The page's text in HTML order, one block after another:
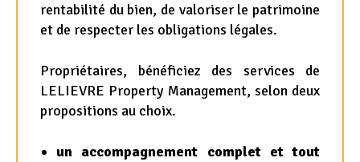
rentabilité du bien, de valoriser le patrimoine
et de respecter les obligations légales.
Propriétaires, bénéficiez des services de
LELIEVRE Property Management, selon deux
propositions au choix.
un accompagnement complet et tout